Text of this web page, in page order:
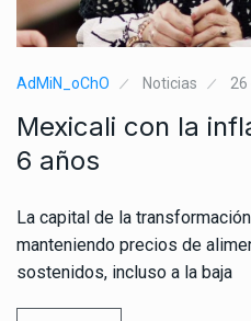
AdMiN_oChO Noticias 26
Mexicali con la
6 años
La capital de la
manteniendo precios de
sostenidos, incluso a la baja